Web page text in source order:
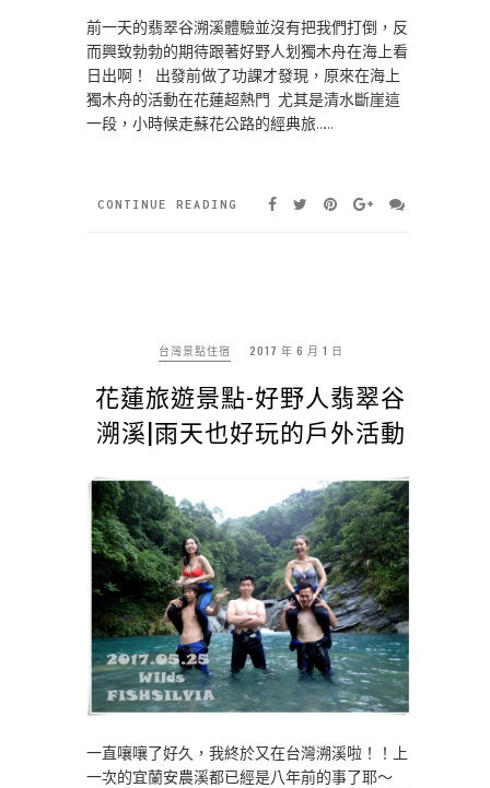
前一天的翡翠谷溯溪體驗並沒有把我們打倒，反
而興致勃勃的期待跟著好野人划獨木舟在海上看
日出啊！ 出發前做了功課才發現，原來在海上
獨木舟的活動在花蓮超熱門 尤其是清水斷崖這
一段，小時候走蘇花公路的經典旅……
CONTINUE READING
台灣景點住宿 2017 年 6 月 1 日
花蓮旅遊景點-好野人翡翠谷
溯溪|雨天也好玩的戶外活動
一直嚷嚷了好久，我終於又在台灣溯溪啦！！上
一次的宜蘭安農溪都已經是八年前的事了耶～